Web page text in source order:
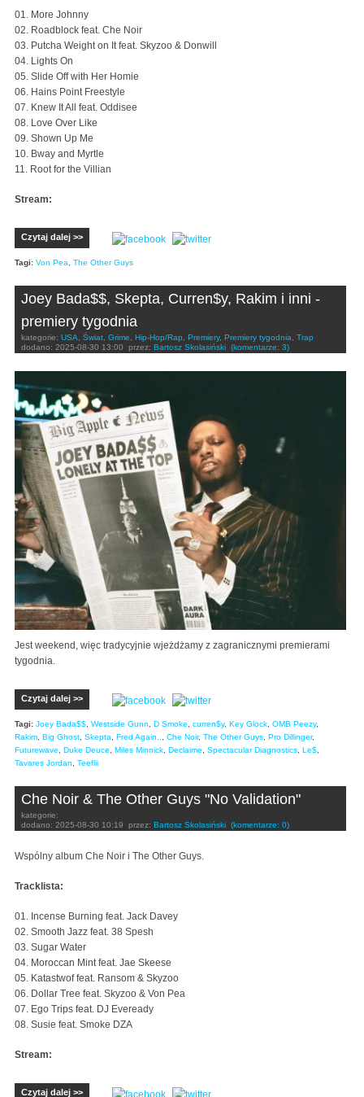
01. More Johnny
02. Roadblock feat. Che Noir
03. Putcha Weight on It feat. Skyzoo & Donwill
04. Lights On
05. Slide Off with Her Homie
06. Hains Point Freestyle
07. Knew It All feat. Oddisee
08. Love Over Like
09. Shown Up Me
10. Bway and Myrtle
11. Root for the Villian
Stream:
Czytaj dalej >>
Tagi: Von Pea The Other Guys
Joey Bada$$, Skepta, Curren$y, Rakim i inni -
premiery tygodnia
kategorie: USA Świat Grime Hip-Hop/Rap Premiery, Premiery tygodnia
Trap
dodano: 2025-08-30 13:00 przez: Bartosz Skolasiński (komentarze: 3)
Jest weekend, więc tradycyjnie wjeżdżamy z zagranicznymi premierami
tygodnia.
Czytaj dalej >>
Tagi: Joey Bada$$ Westside Gunn D Smoke curren$y, Key Glock OMB Peezy,
Rakim Big Ghost Skepta Fred Again.. Che Noir, The Other Guys Pro Dillinger,
Futurewave
Duke Deuce Miles Minnick Declaime Spectacular Diagnostics Le$
Tavares Jordan
Teeflii
Che Noir & The Other Guys "No Validation"
kategorie:
dodano: 2025-08-30 10:19 przez: Bartosz Skolasiński (komentarze: 0)
Wspólny album Che Noir i The Other Guys.
Tracklista:
01. Incense Burning feat. Jack Davey
02. Smooth Jazz feat. 38 Spesh
03. Sugar Water
04. Moroccan Mint feat. Jae Skeese
05. Katastwof feat. Ransom & Skyzoo
06. Dollar Tree feat. Skyzoo & Von Pea
07. Ego Trips feat. DJ Eveready
08. Susie feat. Smoke DZA
Stream:
Czytaj dalej >>